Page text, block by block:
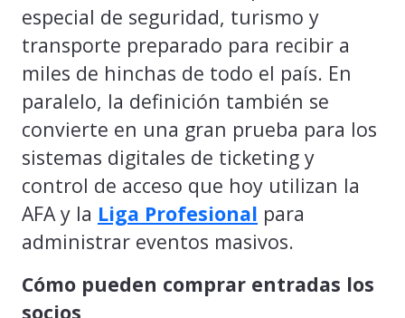
especial de seguridad, turismo y
transporte preparado para recibir a
miles de hinchas de todo el país. En
paralelo, la definición también se
convierte en una gran prueba para los
sistemas digitales de ticketing y
control de acceso que hoy utilizan la
AFA y la Liga Profesional para
administrar eventos masivos.
Cómo pueden comprar entradas los
socios